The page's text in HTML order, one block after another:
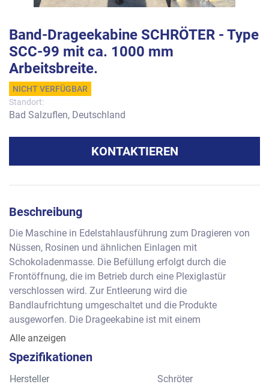
Band-Drageekabine SCHRÖTER - Type
SCC-99 mit ca. 1000 mm
Arbeitsbreite.
NICHT VERFÜGBAR
Standort:
Bad Salzuflen, Deutschland
KONTAKTIEREN
Beschreibung
Die Maschine in Edelstahlausführung zum Dragieren von
Nüssen, Rosinen und ähnlichen Einlagen mit
Schokoladenmasse. Die Befüllung erfolgt durch die
Frontöffnung, die im Betrieb durch eine Plexiglastür
verschlossen wird. Zur Entleerung wird die
Bandlaufrichtung umgeschaltet und die Produkte
ausgeworfen. Die Drageekabine ist mit einem
Stahlgitterband ausgerüstet und eignet sich daher für
Leistung          : ca.        kg pro Stunde je nach Produkt
Chargengröße: ca.         Liter
Alle anzeigen
Spezifikationen
Hersteller
Schröter